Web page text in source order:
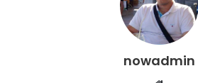
nowadmin